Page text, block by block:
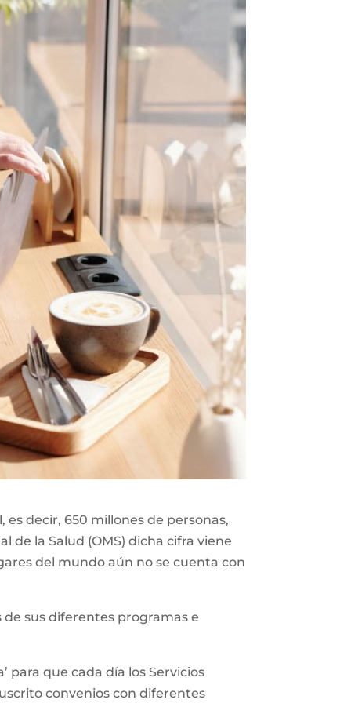
es decir, 650 millones de personas,
de la Salud (OMS) dicha cifra viene
del mundo aún no se cuenta con
de sus diferentes programas e
para que cada día los Servicios
convenios con diferentes